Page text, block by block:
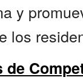
y
los
de